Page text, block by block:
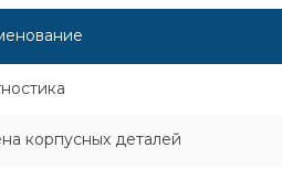
корпусных деталей